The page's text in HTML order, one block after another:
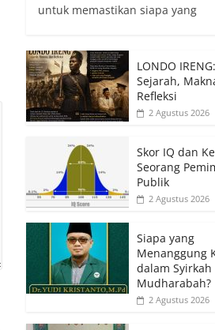
untuk memastikan siapa yang
LONDO IRENG:
Sejarah,
Refleksi
2 Agustus 2026
Skor IQ dan
Seorang
Publik
2 Agustus 2026
Siapa yang
Menanggung
dalam Syirkah
Mudharabah?
2 Agustus 2026